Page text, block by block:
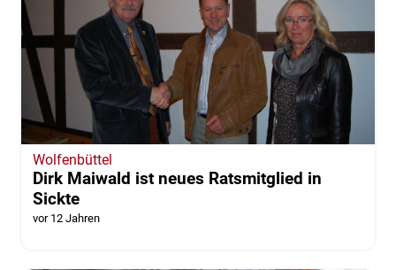
Wolfenbüttel
Dirk Maiwald ist neues Ratsmitglied in
Sickte
vor 12 Jahren